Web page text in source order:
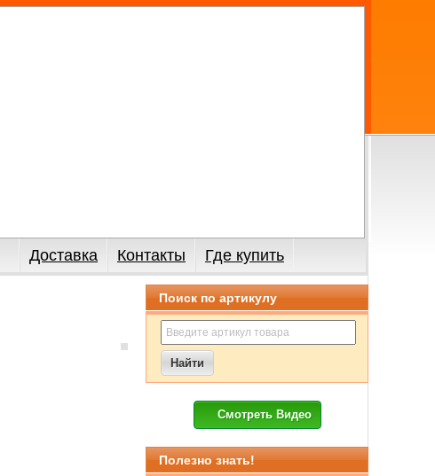
Доставка Контакты Где купить
Поиск по артикулу
Смотреть Видео
Полезно знать!